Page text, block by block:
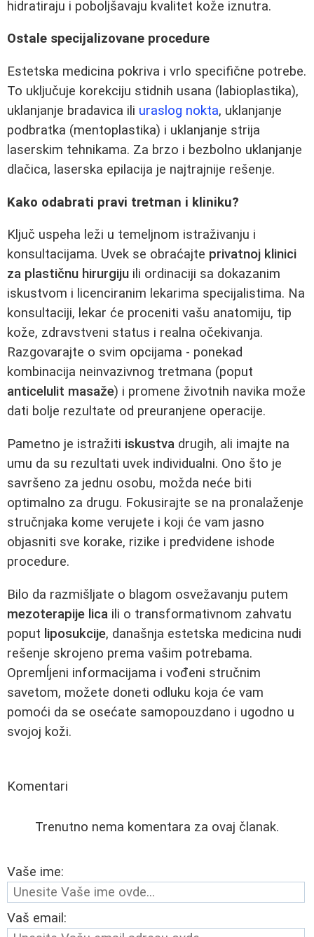
hidratiraju i poboljšavaju kvalitet kože iznutra.
Ostale specijalizovane procedure
Estetska medicina pokriva i vrlo specifične potrebe.
To uključuje korekciju stidnih usana (labioplastika),
uklanjanje bradavica ili uraslog nokta, uklanjanje
podbratka (mentoplastika) i uklanjanje strija
laserskim tehnikama. Za brzo i bezbolno uklanjanje
dlačica, laserska epilacija je najtrajnije rešenje.
Kako odabrati pravi tretman i kliniku?
Ključ uspeha leži u temeljnom istraživanju i
konsultacijama. Uvek se obraćajte privatnoj klinici
za plastičnu hirurgiju ili ordinaciji sa dokazanim
iskustvom i licenciranim lekarima specijalistima. Na
konsultaciji, lekar će proceniti vašu anatomiju, tip
kože, zdravstveni status i realna očekivanja.
Razgovarajte o svim opcijama - ponekad
kombinacija neinvazivnog tretmana (poput
anticelulit masaže) i promene životnih navika može
dati bolje rezultate od preuranjene operacije.
Pametno je istražiti iskustva drugih, ali imajte na
umu da su rezultati uvek individualni. Ono što je
savršeno za jednu osobu, možda neće biti
optimalno za drugu. Fokusirajte se na pronalaženje
stručnjaka kome verujete i koji će vam jasno
objasniti sve korake, rizike i predvidene ishode
procedure.
Bilo da razmišljate o blagom osvežavanju putem
mezoterapije lica ili o transformativnom zahvatu
poput liposukcije, današnja estetska medicina nudi
rešenje skrojeno prema vašim potrebama.
Opremĺjeni informacijama i vođeni stručnim
savetom, možete doneti odluku koja će vam
pomoći da se osećate samopouzdano i ugodno u
svojoj koži.
Komentari
Trenutno nema komentara za ovaj članak.
Vaše ime:
Vaš email: